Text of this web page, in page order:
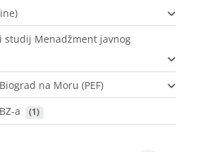
studij Menadžment javnog
na Moru (PEF)
a
(1)